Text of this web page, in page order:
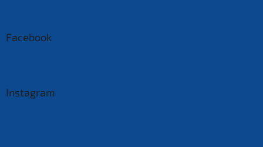
Facebook
Instagram